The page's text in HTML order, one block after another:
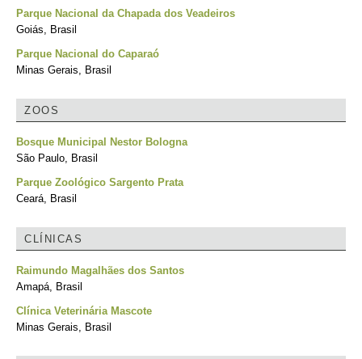
Parque Nacional da Chapada dos Veadeiros
Goiás, Brasil
Parque Nacional do Caparaó
Minas Gerais, Brasil
ZOOS
Bosque Municipal Nestor Bologna
São Paulo, Brasil
Parque Zoológico Sargento Prata
Ceará, Brasil
CLÍNICAS
Raimundo Magalhães dos Santos
Amapá, Brasil
Clínica Veterinária Mascote
Minas Gerais, Brasil